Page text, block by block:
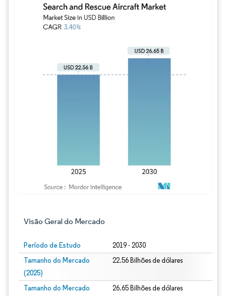
Visão Geral do Mercado
Período de Estudo 2019 - 2030
Tamanho do Mercado
(2025)
22.56 Bilhões de dólares
Tamanho do Mercado
26.65 Bilhões de dólares